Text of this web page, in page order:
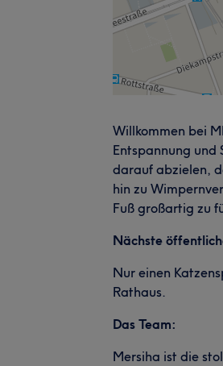
Willkommen bei
Entspannung und
darauf abzielen,
hin zu
Fuß großartig zu
Nächste
Nur einen
Rathaus.
Das Team:
Mersiha ist die